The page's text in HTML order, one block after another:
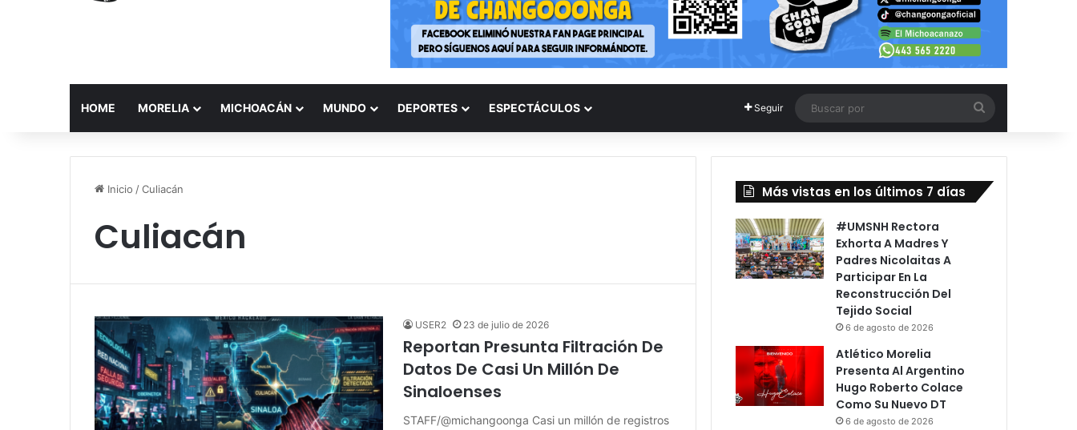
HOME MORELIA MICHOACÁN MUNDO DEPORTES ESPECTÁCULOS Seguir
por
Inicio /Culiacán
Culiacán
USER2 23 de julio de 2026
Reportan Presunta Filtración De
Datos De Casi Un Millón De
Sinaloenses
STAFF/@michangoonga Casi un millón de registros
Más vistas en los últimos 7 días
#UMSNH Rectora
Exhorta A Madres Y
Padres Nicolaitas A
Participar En La
Reconstrucción Del
Tejido Social
6 de agosto de 2026
Atlético Morelia
Presenta Al Argentino
Hugo Roberto Colace
Como Su Nuevo DT
6 de agosto de 2026